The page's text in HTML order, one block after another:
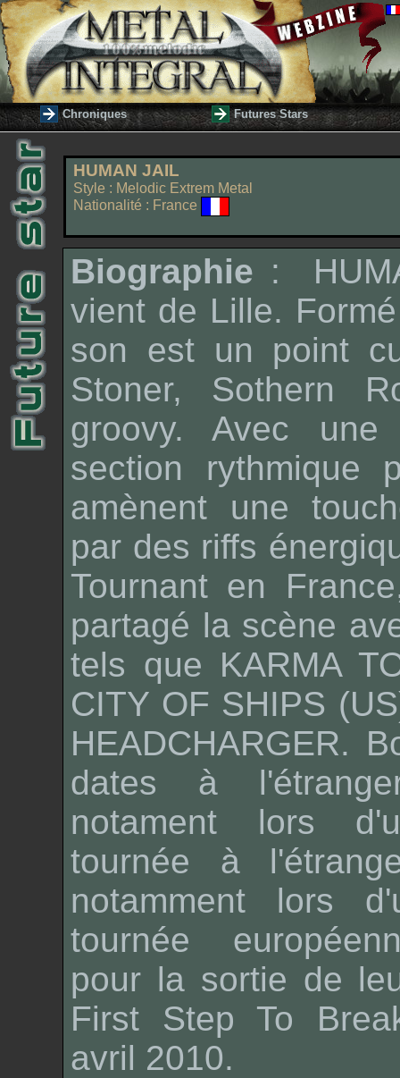
Chroniques Futures Stars
HUMAN JAIL
Style : Melodic Extrem Metal
Nationalité : France
Biographie :
vient de Lille.
son est un point
Stoner, Sothern
groovy. Avec
section rythmique
amènent une
par des riffs
Tournant en
partagé la scène
tels que KARMA
CITY OF SHIPS
HEADCHARGER.
dates à
notament lors
tournée à
notamment lors
tournée
pour la sortie de
First Step To
avril 2010.